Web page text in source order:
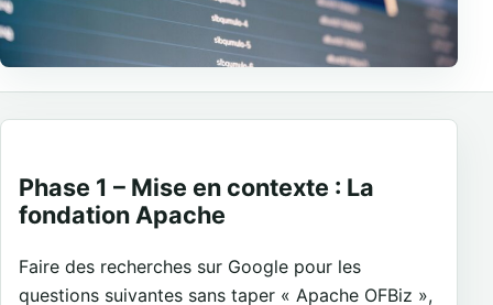
Phase 1 – Mise en contexte : La
fondation Apache
Faire des recherches sur Google pour les
questions suivantes sans taper « Apache OFBiz »,